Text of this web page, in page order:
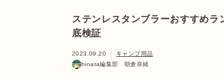
ステンレスタンブラーおすすめ
底検証
2023.09.20
キャンプ用品
hinata編集部 朝倉奈緒